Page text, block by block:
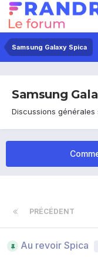
Samsung Galaxy Spica
Samsung
Discussions générales
PRÉCÉDENT
Au revoir Spica